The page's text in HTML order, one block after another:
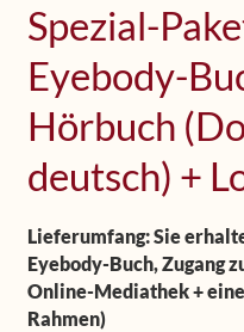
Spezial-
Eyebody-
Hörbuch
deutsch) +
Lieferumfang: Sie
Eyebody-Buch, Zugang
Online-Mediathek +
Rahmen)